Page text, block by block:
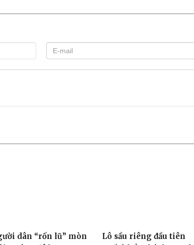
dân “rốn lũ” mòn
Lô sầu riêng đầu tiên